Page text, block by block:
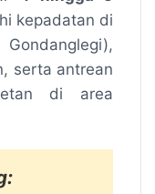
kepadatan di
serta antrean
di area